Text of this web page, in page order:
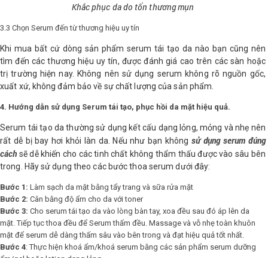
Khắc phục da do tổn thương mụn
3.3 Chọn Serum đến từ thương hiệu uy tín
Khi mua bất cứ dòng sản phẩm serum tái tạo da nào bạn cũng nên
tìm đến các thương hiệu uy tín, được đánh giá cao trên các sàn hoặc
trị trường hiện nay. Không nên sử dụng serum không rõ nguồn gốc,
xuất xứ, không đảm bảo về sự chất lượng của sản phẩm.
4. Hướng dẫn sử dụng Serum tái tạo, phục hồi da mặt hiệu quả.
Serum tái tạo da thường sử dụng kết cấu dạng lỏng, mỏng và nhẹ nên
rất dễ bị bay hơi khỏi làn da. Nếu như bạn không sử dụng serum đúng
cách sẽ dễ khiến cho các tinh chất không thẩm thấu được vào sâu bên
trong. Hãy sử dụng theo các bước thoa serum dưới đây:
Bước 1: Làm sạch da mặt bằng tẩy trang và sữa rửa mặt
Bước 2: Cân bằng độ ẩm cho da với toner
Bước 3: Cho serum tái tạo da vào lòng bàn tay, xoa đều sau đó áp lên da
mặt. Tiếp tục thoa đều để Serum thấm đều. Massage và vỗ nhẹ toàn khuôn
mặt để serum dễ dàng thấm sâu vào bên trong và đạt hiệu quả tốt nhất.
Bước 4: Thực hiện khoá ẩm/khoá serum bằng các sản phẩm serum dưỡng